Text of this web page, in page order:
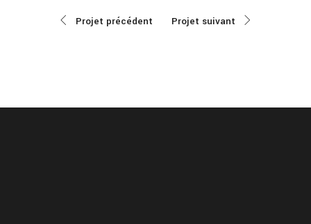
Projet précédent Projet suivant